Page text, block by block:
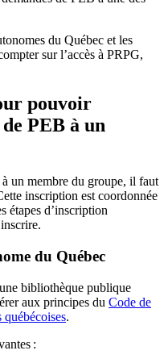
du Québec et les
sur l’accès à PRPG,
pouvoir
PEB à un
un membre du groupe, il faut
inscription est coordonnée
étapes d’inscription
du Québec
bibliothèque publique
aux principes du Code de
.
: